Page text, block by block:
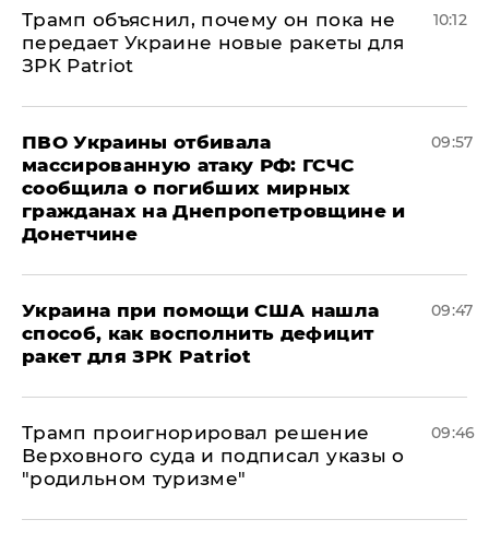
Трамп объяснил, почему он пока не
передает Украине новые ракеты для
ЗРК Patriot
10:12
ПВО Украины отбивала
массированную атаку РФ: ГСЧС
сообщила о погибших мирных
гражданах на Днепропетровщине и
Донетчине
09:57
Украина при помощи США нашла
способ, как восполнить дефицит
ракет для ЗРК Patriot
09:47
Трамп проигнорировал решение
Верховного суда и подписал указы о
"родильном туризме"
09:46